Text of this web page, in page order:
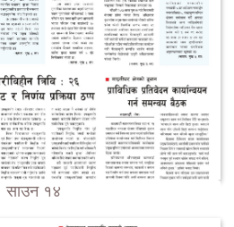
साउन १४